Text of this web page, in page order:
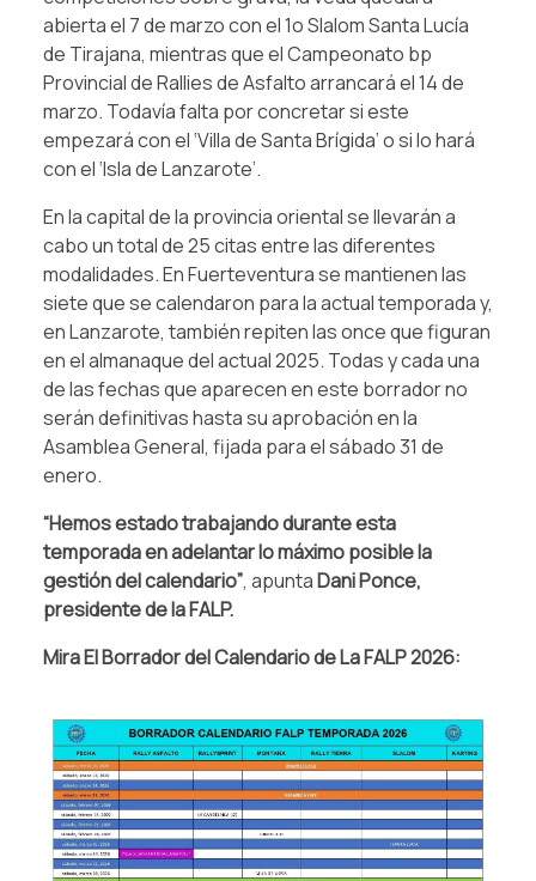
abierta el 7 de marzo con el 1o Slalom Santa Lucía
de Tirajana, mientras que el Campeonato bp
Provincial de Rallies de Asfalto arrancará el 14 de
marzo. Todavía falta por concretar si este
empezará con el ‘Villa de Santa Brígida’ o si lo hará
con el ‘Isla de Lanzarote’.
En la capital de la provincia oriental se llevarán a
cabo un total de 25 citas entre las diferentes
modalidades. En Fuerteventura se mantienen las
siete que se calendaron para la actual temporada y,
en Lanzarote, también repiten las once que figuran
en el almanaque del actual 2025. Todas y cada una
de las fechas que aparecen en este borrador no
serán definitivas hasta su aprobación en la
Asamblea General, fijada para el sábado 31 de
enero.
“Hemos estado trabajando durante esta
temporada en adelantar lo máximo posible la
gestión del calendario”, apuntaDani Ponce,
presidente de la FALP.
Mira El Borrador del Calendario de La FALP 2026: